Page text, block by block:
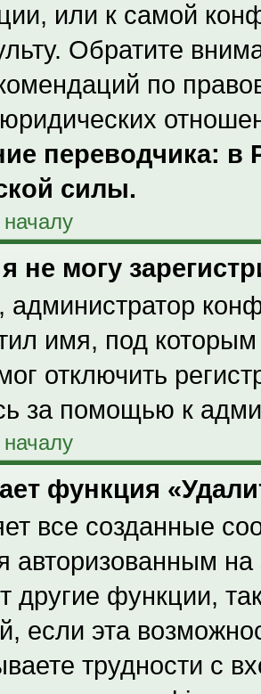
или к самой
Обратите
по
переводчика: в
силы.
не могу
администратор
имя, под
отключить
за помощью к
функция
все созданные
авторизованным
другие функции,
если эта
трудности с